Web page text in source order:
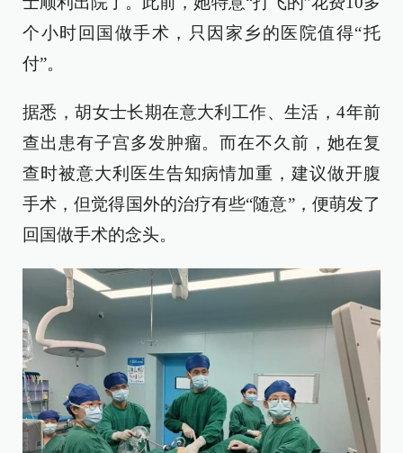
个小时回国做手术，只因家乡的医院值得“托
付”。
据悉，胡女士长期在意大利工作、生活，4年前
查出患有子宫多发肿瘤。而在不久前，她在复
查时被意大利医生告知病情加重，建议做开腹
手术，但觉得国外的治疗有些“随意”，便萌发了
回国做手术的念头。